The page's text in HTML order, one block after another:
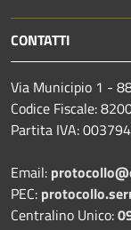
CONTATTI
Via Municipio 1 -
Codice Fiscale:
Partita IVA:
Email:
PEC:
Centralino Unico: